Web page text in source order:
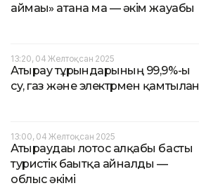
аймағы» атана ма — әкім жауабы
13:20, 04 Желтоқсан 2025
Атырау тұрғындарының 99,9%-ы
су, газ және электрмен қамтылған
13:00, 04 Желтоқсан 2025
Атыраудағы лотос алқабы басты
туристік бағытқа айналды —
облыс әкімі